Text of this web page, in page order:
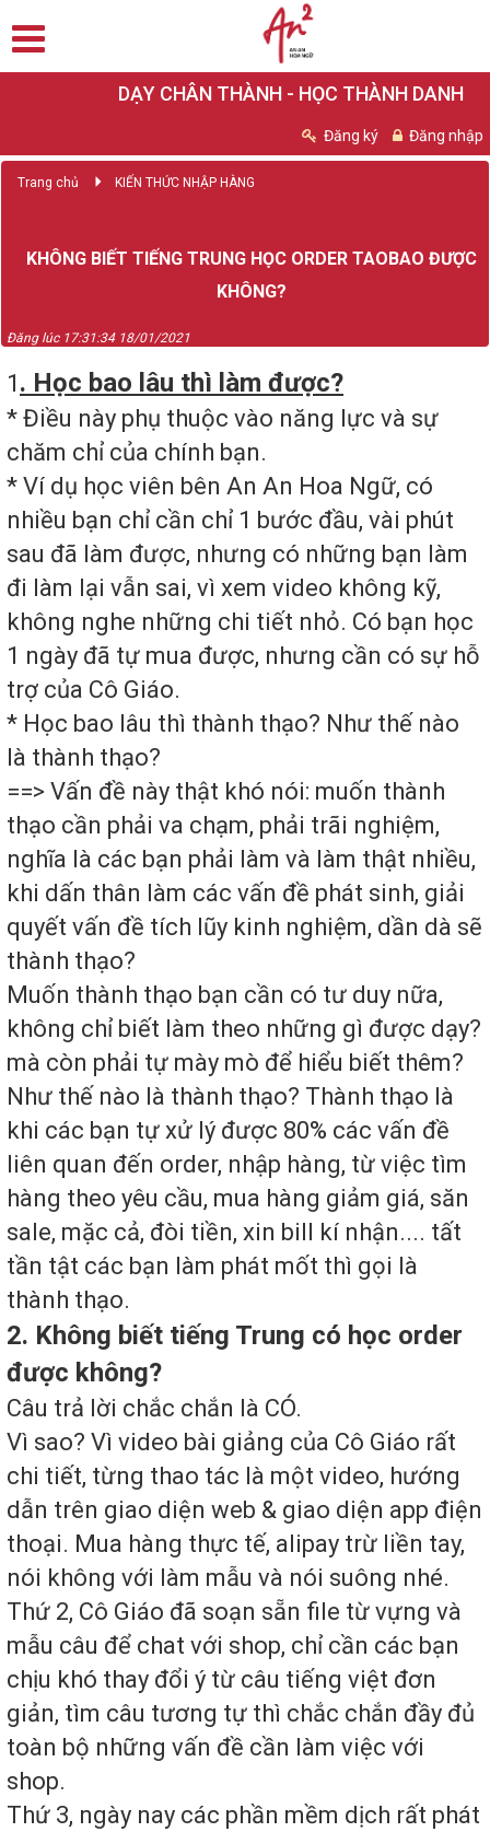
DẠY CHÂN THÀNH - HỌC THÀNH DANH
Đăng ký Đăng nhập
Trang chủ KIẾN THỨC NHẬP HÀNG
KHÔNG BIẾT TIẾNG TRUNG HỌC ORDER TAOBAO ĐƯỢC
KHÔNG?
Đăng lúc 17:31:34 18/01/2021
1 . Học bao lâu thì làm được?
* Điều này phụ thuộc vào năng lực và sự
chăm chỉ của chính bạn.
* Ví dụ học viên bên An An Hoa Ngữ, có
nhiều bạn chỉ cần chỉ 1 bước đầu, vài phút
sau đã làm được, nhưng có những bạn làm
đi làm lại vẫn sai, vì xem video không kỹ,
không nghe những chi tiết nhỏ. Có bạn học
1 ngày đã tự mua được, nhưng cần có sự hỗ
trợ của Cô Giáo.
* Học bao lâu thì thành thạo? Như thế nào
là thành thạo?
==> Vấn đề này thật khó nói: muốn thành
thạo cần phải va chạm, phải trãi nghiệm,
nghĩa là các bạn phải làm và làm thật nhiều,
khi dấn thân làm các vấn đề phát sinh, giải
quyết vấn đề tích lũy kinh nghiệm, dần dà sẽ
thành thạo?
Muốn thành thạo bạn cần có tư duy nữa,
không chỉ biết làm theo những gì được dạy?
mà còn phải tự mày mò để hiểu biết thêm?
Như thế nào là thành thạo? Thành thạo là
khi các bạn tự xử lý được 80% các vấn đề
liên quan đến order, nhập hàng, từ việc tìm
hàng theo yêu cầu, mua hàng giảm giá, săn
sale, mặc cả, đòi tiền, xin bill kí nhận.... tất
tần tật các bạn làm phát mốt thì gọi là
thành thạo.
2. Không biết tiếng Trung có học order
được không?
Câu trả lời chắc chắn là CÓ.
Vì sao? Vì video bài giảng của Cô Giáo rất
chi tiết, từng thao tác là một video, hướng
dẫn trên giao diện web & giao diện app điện
thoại. Mua hàng thực tế, alipay trừ liền tay,
nói không với làm mẫu và nói suông nhé.
Thứ 2, Cô Giáo đã soạn sẵn file từ vựng và
mẫu câu để chat với shop, chỉ cần các bạn
chịu khó thay đổi ý từ câu tiếng việt đơn
giản, tìm câu tương tự thì chắc chắn đầy đủ
toàn bộ những vấn đề cần làm việc với
shop.
Thứ 3, ngày nay các phần mềm dịch rất phát